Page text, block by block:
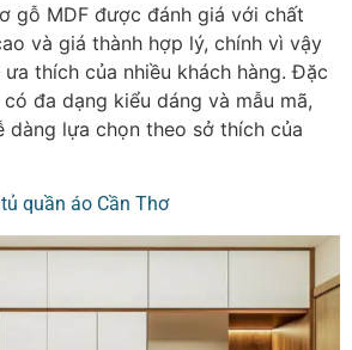
gỗ MDF được đánh giá với chất
và giá thành hợp lý, chính vì vậy
thích của nhiều khách hàng. Đặc
đa dạng kiểu dáng và mẫu mã,
dàng lựa chọn theo sở thích của
tủ quần áo Cần Thơ